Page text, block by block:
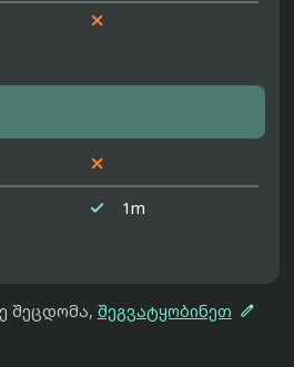


 1m
შეცდომა, შეგვატყობინეთ 